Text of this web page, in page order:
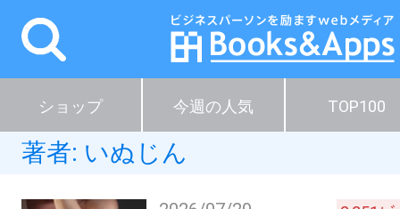
ショップ 今週の人気 TOP100
著者: いぬじん